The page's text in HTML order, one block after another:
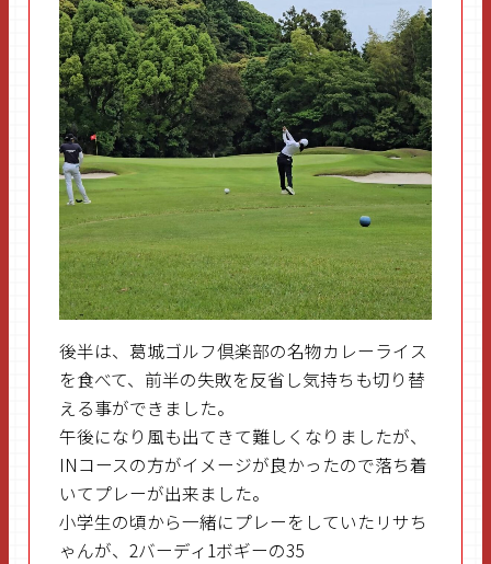
後半は、葛城ゴルフ倶楽部の名物カレーライス
を食べて、前半の失敗を反省し気持ちも切り替
える事ができました。
午後になり風も出てきて難しくなりましたが、
INコースの方がイメージが良かったので落ち着
いてプレーが出来ました。
小学生の頃から一緒にプレーをしていたリサち
ゃんが、2バーディ1ボギーの35